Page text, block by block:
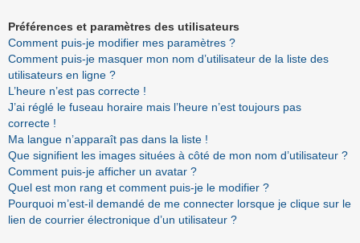
Préférences et paramètres des utilisateurs
Comment puis-je modifier mes paramètres ?
Comment puis-je masquer mon nom d’utilisateur de la liste des
utilisateurs en ligne ?
L’heure n’est pas correcte !
J’ai réglé le fuseau horaire mais l’heure n’est toujours pas
correcte !
Ma langue n’apparaît pas dans la liste !
Que signifient les images situées à côté de mon nom d’utilisateur ?
Comment puis-je afficher un avatar ?
Quel est mon rang et comment puis-je le modifier ?
Pourquoi m’est-il demandé de me connecter lorsque je clique sur le
lien de courrier électronique d’un utilisateur ?